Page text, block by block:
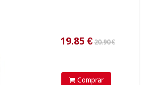
Comprar
75.90 €